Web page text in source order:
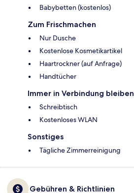
Babybetten (kostenlos)
Zum Frischmachen
Nur Dusche
Kostenlose Kosmetikartikel
Haartrockner (auf Anfrage)
Handtücher
Immer in Verbindung bleiben
Schreibtisch
Kostenloses WLAN
Sonstiges
Tägliche Zimmerreinigung
Gebühren & Richtlinien